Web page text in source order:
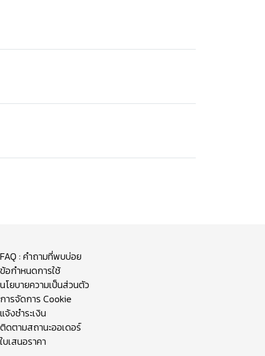
: คำถามที่พบบ่อย
อกำหนดการใช้
โยบายความเป็นส่วนตัว
ารจัดการ Cookie
จ้งชำระเงิน
ดตามสถานะออเดอร์
บเสนอราคา